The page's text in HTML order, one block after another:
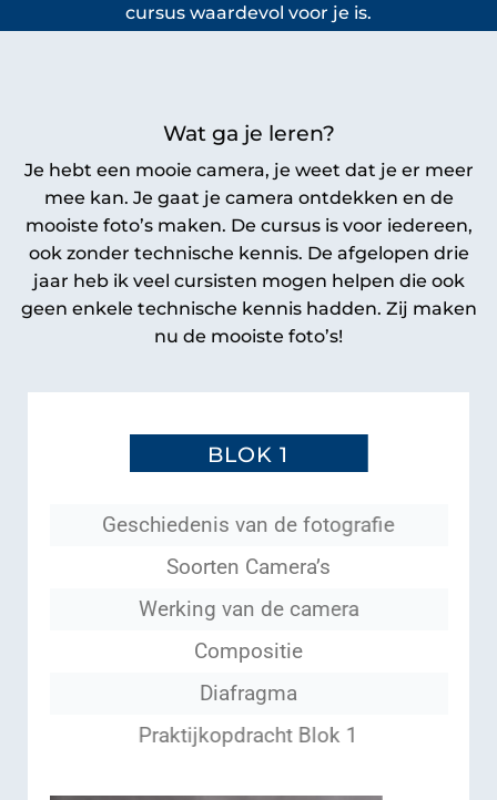
cursus waardevol voor je is.
Wat ga je leren?
Je hebt een mooie camera, je weet dat je er meer
mee kan. Je gaat je camera ontdekken en de
mooiste foto’s maken. De cursus is voor iedereen,
ook zonder technische kennis. De afgelopen drie
jaar heb ik veel cursisten mogen helpen die ook
geen enkele technische kennis hadden. Zij maken
nu de mooiste foto’s!
BLOK 1
Geschiedenis van de fotografie
Soorten Camera’s
Werking van de camera
Compositie
Diafragma
Praktijkopdracht Blok 1